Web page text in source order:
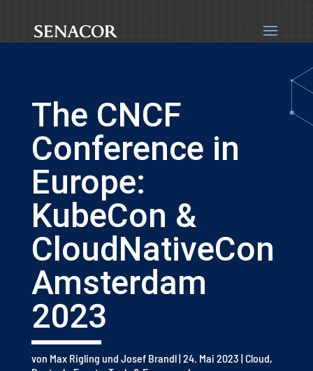
The CNCF
Conference in
Europe:
KubeCon &
CloudNativeCon
Amsterdam
2023
von Max Rigling und Josef Brandl|24. Mai 2023 |Cloud,